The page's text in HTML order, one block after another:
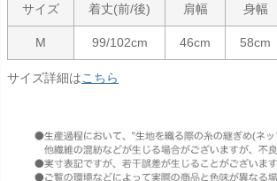
サイズ 着丈(前/後) 肩幅 身幅
M 99/102cm 46cm 58cm
サイズ詳細はこちら